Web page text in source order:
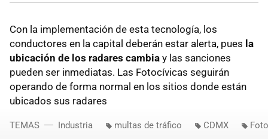
Con la implementación de esta tecnología, los
conductores en la capital deberán estar alerta, pues la
ubicación de los radares cambia y las sanciones
pueden ser inmediatas. Las Fotocívicas seguirán
operando de forma normal en los sitios donde están
ubicados sus radares
TEMAS Industria multas de tráfico CDMX